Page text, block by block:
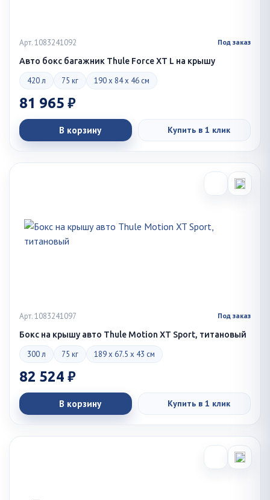
Арт. 1083241092 Под заказ
Авто бокс багажник Thule Force XT L на крышу
420 л 75 кг 190 x 84 x 46 см
81 965 ₽
В корзину Купить в 1 клик
Арт. 1083241097 Под заказ
Бокс на крышу авто Thule Motion XT Sport, титановый
300 л 75 кг 189 x 67.5 x 43 см
82 524 ₽
В корзину Купить в 1 клик